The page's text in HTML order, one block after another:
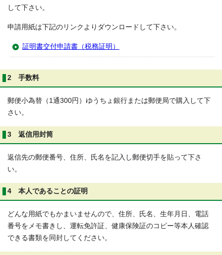
して下さい。
申請用紙は下記のリンクよりダウンロードして下さい。
証明書交付申請書（税務証明）
2 手数料
郵便小為替（1通300円）ゆうちょ銀行または郵便局で購入して下
さい。
3 返信用封筒
返信先の郵便番号、住所、氏名を記入し郵便切手を貼って下さ
い。
4 本人であることの証明
どんな用紙でもかまいませんので、住所、氏名、生年月日、電話
番号をメモ書きし、運転免許証、健康保険証のコピー等本人確認
できる書類を同封してください。